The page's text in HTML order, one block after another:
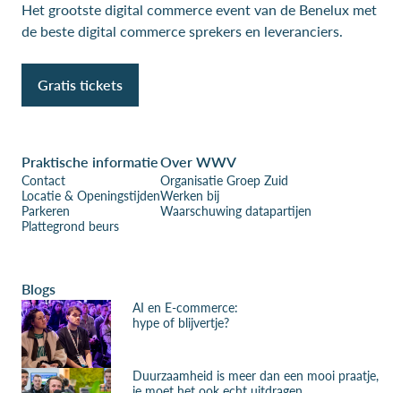
Het grootste digital commerce event van de Benelux met
de beste digital commerce sprekers en leveranciers.
Gratis tickets
Praktische informatie
Contact
Locatie & Openingstijden
Parkeren
Plattegrond beurs
Over WWV
Organisatie Groep Zuid
Werken bij
Waarschuwing datapartijen
Blogs
AI en E-commerce:
hype of blijvertje?
Duurzaamheid is meer dan een mooi praatje,